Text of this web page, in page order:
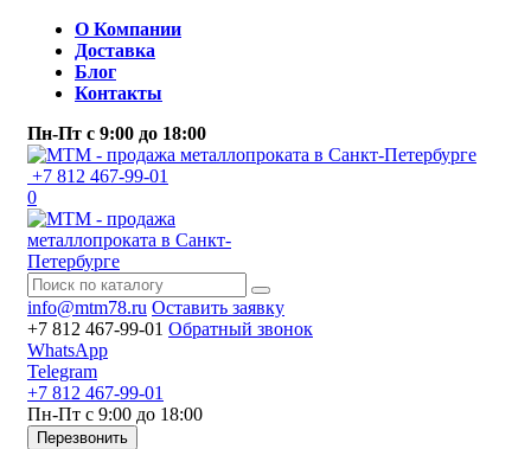
О Компании
Доставка
Блог
Контакты
Пн-Пт с 9:00 до 18:00
+7 812 467-99-01
0
info@mtm78.ru Оставить заявку
+7 812 467-99-01 Обратный звонок
WhatsApp
Telegram
+7 812 467-99-01
Пн-Пт с 9:00 до 18:00
Перезвонить